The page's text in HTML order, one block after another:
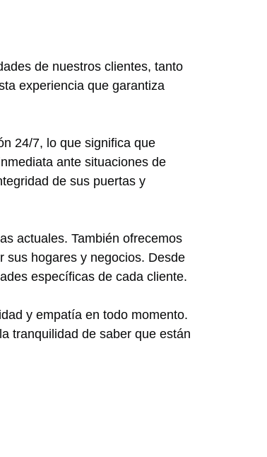
de nuestros clientes, tanto
experiencia que garantiza
24/7, lo que significa que
ante situaciones de
de sus puertas y
actuales. También ofrecemos
sus hogares y negocios. Desde
específicas de cada cliente.
y empatía en todo momento.
tranquilidad de saber que están